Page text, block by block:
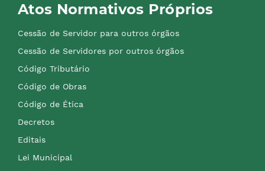
Atos Normativos Próprios
Cessão de Servidor para outros órgãos
Cessão de Servidores por outros órgãos
Código Tributário
Código de Obras
Código de Ética
Decretos
Editais
Lei Municipal